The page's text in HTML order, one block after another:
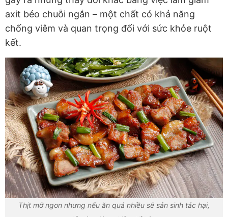
axit béo chuỗi ngắn – một chất có khả năng
chống viêm và quan trọng đối với sức khỏe ruột
kết.
Thịt mỡ ngon nhưng nếu ăn quá nhiều sẽ sản sinh tác hại,